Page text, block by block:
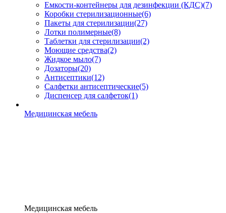
Емкости-контейнеры для дезинфекции (КДС)(7)
Коробки стерилизационные(6)
Пакеты для стерилизации(27)
Лотки полимерные(8)
Таблетки для стерилизации(2)
Моющие средства(2)
Жидкое мыло(7)
Дозаторы(20)
Антисептики(12)
Салфетки антисептические(5)
Диспенсер для салфеток(1)
Медицинская мебель
Медицинская мебель